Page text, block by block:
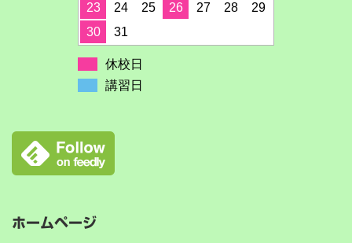
23
24 25 26 27 28
29
30
31
休校日
講習日
ホームページ